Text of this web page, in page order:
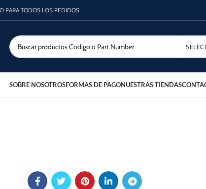
PARA TODOS LOS PEDIDOS
SOBRE NOSOTROSFORMAS DE PAGONUESTRAS TIENDAS